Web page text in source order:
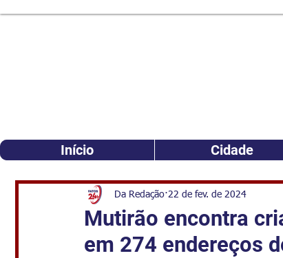
Início Cidade
Mutirão encontra
em 274 endereços
Da Redação 22 de fev. de 2024